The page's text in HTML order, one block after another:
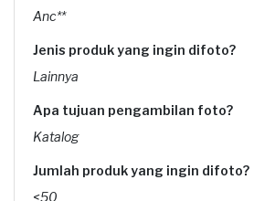
Anc**
Jenis produk yang ingin difoto?
Lainnya
Apa tujuan pengambilan foto?
Katalog
Jumlah produk yang ingin difoto?
<50